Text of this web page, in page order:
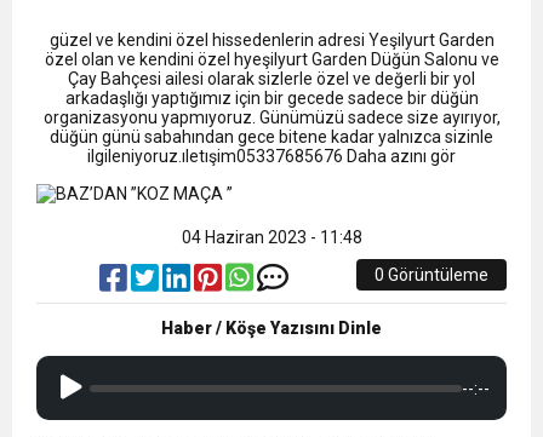
18:59 Trabzonspor Mitongo Transferini KAP’a Bildirdi
13:09 SÜRMENE’DE 21.ÇAMFEST HEYECANI
12:20 Faruk Koc Aslında Davacı Neden Gözaltında ;
Mohamed Salah’ın Trabzon’da İlk Sözleri!
güzel ve kendini özel hissedenlerin adresi Yeşilyurt Garden
özel olan ve kendini özel hyeşilyurt Garden Düğün Salonu ve
Çay Bahçesi ailesi olarak sizlerle özel ve değerli bir yol
arkadaşlığı yaptığımız için bir gecede sadece bir düğün
organizasyonu yapmıyoruz. Günümüzü sadece size ayırıyor,
düğün günü sabahından gece bitene kadar yalnızca sizinle
ilgileniyoruz.ıletışim05337685676 Daha azını gör
04 Haziran 2023 - 11:48
0 Görüntüleme
Haber / Köşe Yazısını Dinle
--:--